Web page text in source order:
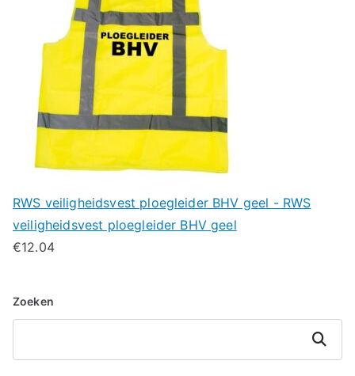
RWS veiligheidsvest ploegleider BHV geel - RWS
veiligheidsvest ploegleider BHV geel
€12.04
Zoeken
Zoeken